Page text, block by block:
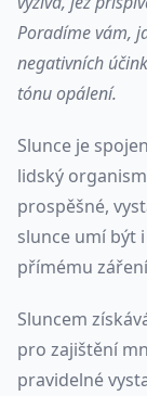
Poradíme vám,
negativních
tónu opálení.
Slunce je
lidský
prospěšné,
slunce umí být
přímému
Sluncem
pro zajištění
pravidelné